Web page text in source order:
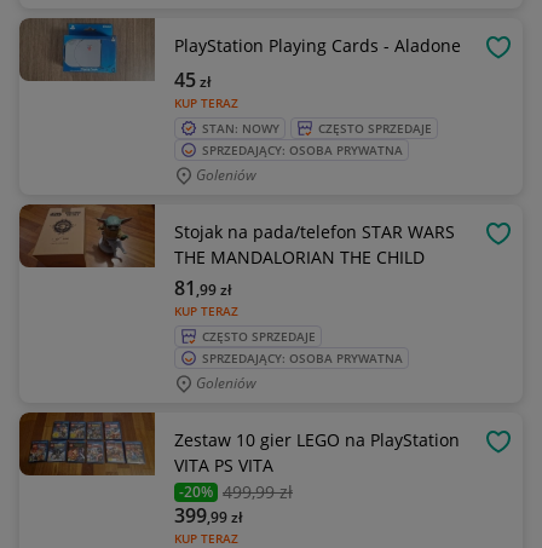
PlayStation Playing Cards - Aladone
KUP TERAZ
45zł
STAN: NOWY
CZĘSTO SPRZEDAJE
SPRZEDAJĄCY: OSOBA PRYWATNA
Goleniów
Stojak na pada/telefon STAR WARS
THE MANDALORIAN THE CHILD
KUP TERAZ
81 ,99zł
CZĘSTO SPRZEDAJE
SPRZEDAJĄCY: OSOBA PRYWATNA
Goleniów
Zestaw 10 gier LEGO na PlayStation
VITA PS VITA
-20% 499,99 zł
KUP TERAZ
399,99zł